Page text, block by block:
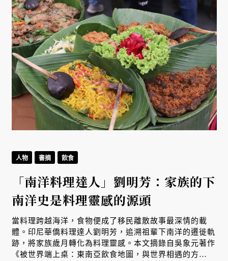
人物 書摘 飲食
「南洋料理達人」劉明芳：家族的下
南洋史是料理靈感的源頭
當料理跨越海洋，食物便成了移民離散故事最深情的載
體。印尼華僑料理達人劉明芳，追溯祖輩下南洋的遷徙軌
跡，將家族歲月轉化為料理靈感。本文摘錄自吳象元著作
《被世界端上桌：東南亞飲食地圖，與世界相遇的方